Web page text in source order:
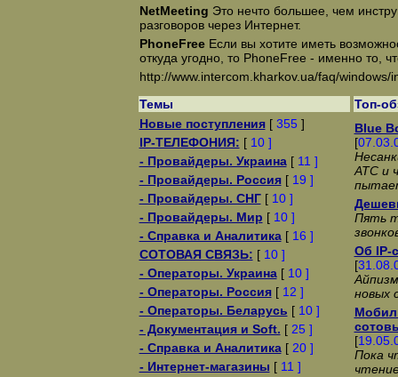
NetMeeting Это нечто большее, чем
разговоров через Интернет.
PhoneFree Если вы хотите иметь
откуда угодно, то PhoneFree - именно то,
http://www.intercom.kharkov.ua/faq/
Темы
Топ-
Новые поступления[ 355 ]
IP-ТЕЛЕФОНИЯ: [ 10 ]
- Провайдеры. Украина[ 11 ]
- Провайдеры. Россия[ 19 ]
- Провайдеры. СНГ[ 10 ]
- Провайдеры. Мир [ 10 ]
- Справка и Аналитика[ 16 ]
СОТОВАЯ СВЯЗЬ: [ 10 ]
- Операторы. Украина[ 10 ]
- Операторы. Россия[ 12 ]
- Операторы. Беларусь [ 10 ]
- Документация и Soft. [ 25 ]
- Справка и Аналитика[ 20 ]
- Интернет-магазины [ 11 ]
Blue
[
АТС и
Пять
Об IP-
[
новых
[
Пока